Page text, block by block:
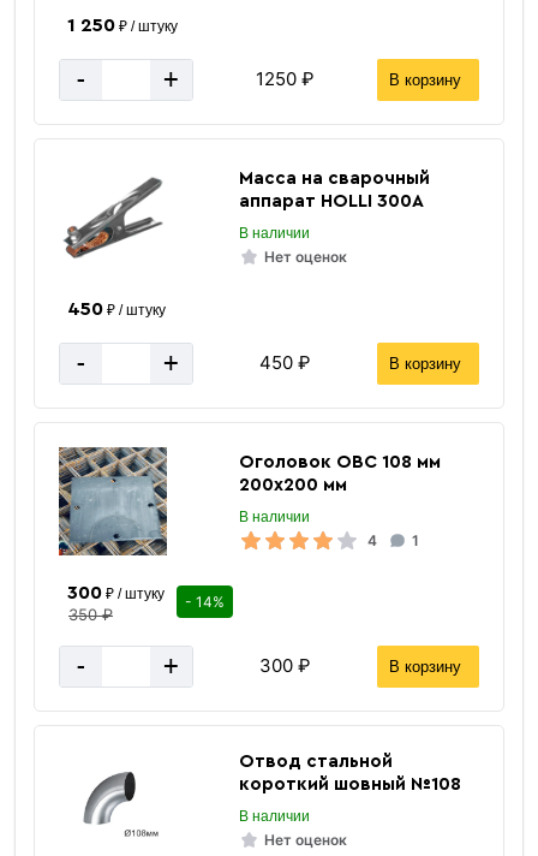
1 250₽ / штуку
- + 1250 ₽ В корзину
Масса на сварочный
аппарат HOLLI 300А
В наличии
Нет оценок
450₽ / штуку
- + 450 ₽ В корзину
Оголовок ОВС 108 мм
200х200 мм
В наличии
4 1
300₽ / штуку
350 ₽
- 14%
- + 300 ₽ В корзину
Отвод стальной
короткий шовный №108
В наличии
Нет оценок